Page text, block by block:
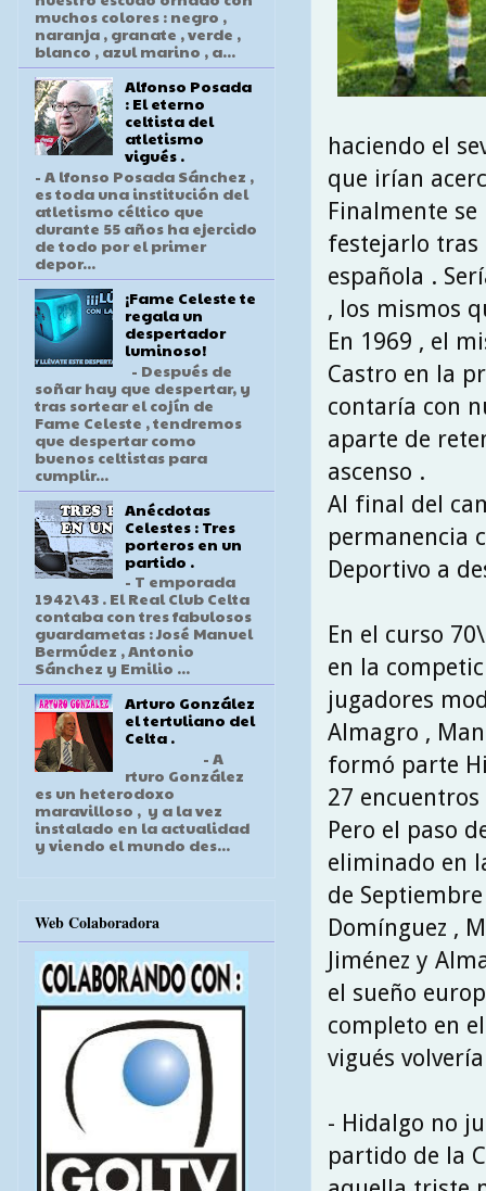
haciendo el
que irían
Finalmente
festejarlo tras
española .
, los mismos
En 1969 , el
Castro en la
contaría con
aparte de
ascenso .
Al final del
permanencia
Deportivo a
En el curso
en la
jugadores
Almagro ,
formó parte
27 encuentros
Pero el paso
eliminado en
de
Domínguez ,
Jiménez y
el sueño
completo en
vigués
- Hidalgo no
partido de la
muchos colores : negro ,
naranja , granate , verde ,
blanco , azul marino , a...
Alfonso Posada
: El eterno
celtista del
atletismo
vigués .
- A lfonso Posada Sánchez ,
es toda una institución del
atletismo céltico que
durante 55 años ha ejercido
de todo por el primer
depor...
¡Fame Celeste te
regala un
despertador
luminoso!
- Después de
soñar hay que despertar, y
tras sortear el cojín de
Fame Celeste , tendremos
que despertar como
buenos celtistas para
cumplir...
Anécdotas
Celestes : Tres
porteros en un
partido .
- T emporada
1942\43 . El Real Club Celta
contaba con tres fabulosos
guardametas : José Manuel
Bermúdez , Antonio
Sánchez y Emilio ...
Arturo González
el tertuliano del
Celta .
- A
rturo González
es un heterodoxo
maravilloso , y a la vez
instalado en la actualidad
y viendo el mundo des...
Web Colaboradora